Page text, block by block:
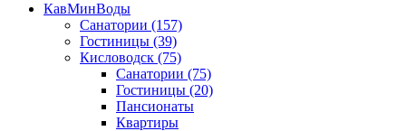
КавМинВоды
Санатории (157)
Гостиницы (39)
Кисловодск (75)
Санатории (75)
Гостиницы (20)
Пансионаты
Квартиры